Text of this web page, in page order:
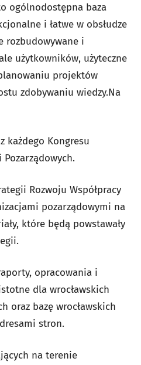
ogólnodostępna baza
i łatwe w obsłudze
rozbudowywane i
użytkowników, użyteczne
projektów
zdobywaniu wiedzy.Na
każdego Kongresu
Rozwoju Współpracy
pozarządowymi na
które będą powstawały
opracowania i
dla wrocławskich
oraz bazę wrocławskich
stron.
na terenie